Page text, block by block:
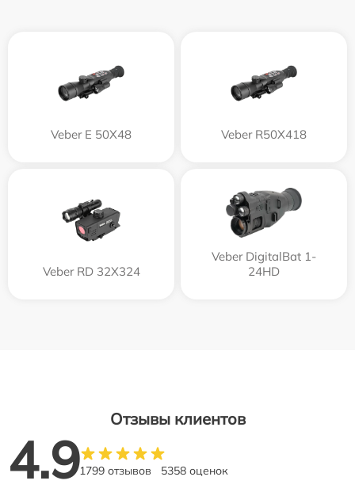
Veber E 50X48 Veber R50X418
Veber RD 32X324
Veber DigitalBat 1-
24HD
Отзывы клиентов
4.91799 отзывов 5358 оценок